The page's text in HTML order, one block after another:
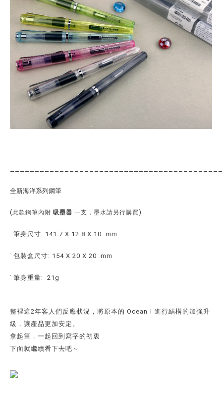
全新海洋系列鋼筆
(此款鋼筆內附 吸墨器 一支，墨水請另行購買)
˙ 筆身尺寸: 141.7 X 12.8 X 10 mm
˙ 包裝盒尺寸: 154 X 20 X 20 mm
˙ 筆身重量: 21g
整裡這2年客人們反應狀況，將原本的 OceanＩ進行結構的加強升
級，讓產品更加安定。
拿起筆，一起回到寫字的初衷
下面就繼續看下去吧～